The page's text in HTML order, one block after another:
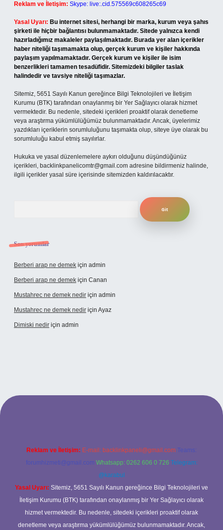
Reklam ve İletişim: Skype: live:.cid.575569c608265c69
Yasal Uyarı: Bu internet sitesi, herhangi bir marka, kurum veya şahıs
şirketi ile hiçbir bağlantısı bulunmamaktadır. Sitede yalnızca kendi
hazırladığımız makaleler paylaşılmaktadır. Burada yer alan içerikler
haber niteliği taşımamakta olup, gerçek kurum ve kişiler hakkında
paylaşım yapılmamaktadır. Gerçek kurum ve kişiler ile isim
benzerlikleri tamamen tesadüfidir. Sitemizdeki bilgiler taslak
halindedir ve tavsiye niteliği taşımazlar.
Sitemiz, 5651 Sayılı Kanun gereğince Bilgi Teknolojileri ve İletişim
Kurumu (BTK) tarafından onaylanmış bir Yer Sağlayıcı olarak hizmet
vermektedir. Bu nedenle, sitedeki içerikleri proaktif olarak denetleme
veya araştırma yükümlülüğümüz bulunmamaktadır. Ancak, üyelerimiz
yazdıkları içeriklerin sorumluluğunu taşımakta olup, siteye üye olarak bu
sorumluluğu kabul etmiş sayılırlar.
Hukuka ve yasal düzenlemelere aykırı olduğunu düşündüğünüz
içerikleri, backlinkpanelicomtr@gmail.com adresine bildirmeniz halinde,
ilgili içerikler yasal süre içerisinde sitemizden kaldırılacaktır.
Son yorumlar
Berberi arap ne demek için admin
Berberi arap ne demek için Canan
Mustahrec ne demek nedir için admin
Mustahrec ne demek nedir için Ayaz
Dimiski nedir için admin
tulipbett.net/
Reklam ve İletişim: E-mail: backlinkpaneli@gmail.com Teams:
forumhizmeti@gmail.com Whatsapp: 0262 606 0 726 Telegram:
@karabul
Yasal Uyarı: Sitemiz, 5651 Sayılı Kanun gereğince Bilgi Teknolojileri ve
İletişim Kurumu (BTK) tarafından onaylanmış bir Yer Sağlayıcı olarak
hizmet vermektedir. Bu nedenle, sitedeki içerikleri proaktif olarak
denetleme veya araştırma yükümlülüğümüz bulunmamaktadır. Ancak,